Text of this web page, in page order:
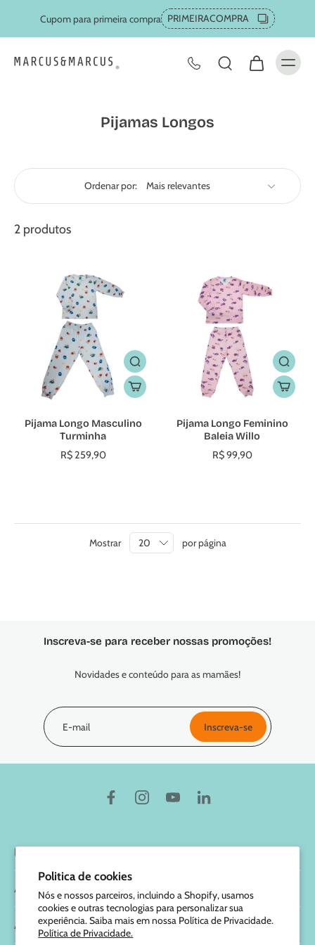
Politica de cookies
Nós e nossos parceiros, incluindo a Shopify, usamos
cookies e outras tecnologias para personalizar sua
experiência. Saiba mais em nossa Política de Privacidade.
Política de Privacidade.
Cupom para primeira compra PRIMEIRACOMPRA
Pijamas Longos
Ordenar por:
2 produtos
Pijama Longo Masculino
Turminha
R$ 259,90
Pijama Longo Feminino
Baleia Willo
R$ 99,90
Mostrar por página
Inscreva-se para receber nossas promoções!
Novidades e conteúdo para as mamães!
E-mail Inscreva-se
Marcus & Marcus
Ajuda
Atendimento